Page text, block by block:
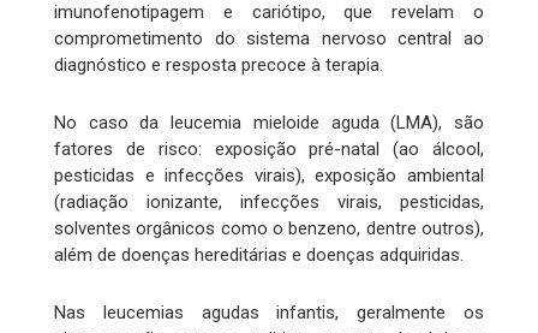
imunofenotipagem e cariótipo, que revelam o
comprometimento do sistema nervoso central ao
diagnóstico e resposta precoce à terapia.
No caso da leucemia mieloide aguda (LMA), são
fatores de risco: exposição pré-natal (ao álcool,
pesticidas e infecções virais), exposição ambiental
(radiação ionizante, infecções virais, pesticidas,
solventes orgânicos como o benzeno, dentre outros),
além de doenças hereditárias e doenças adquiridas.
Nas leucemias agudas infantis, geralmente os